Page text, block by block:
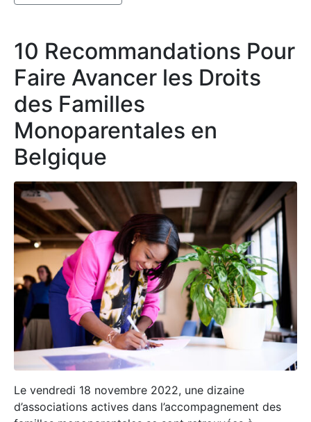
10 Recommandations Pour
Faire Avancer les Droits
des Familles
Monoparentales en
Belgique
Le vendredi 18 novembre 2022, une dizaine
d’associations actives dans l’accompagnement des